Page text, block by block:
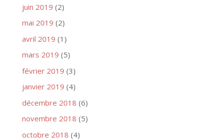
juin 2019 (2)
mai 2019 (2)
avril 2019 (1)
mars 2019 (5)
février 2019 (3)
janvier 2019 (4)
décembre 2018 (6)
novembre 2018 (5)
octobre 2018 (4)